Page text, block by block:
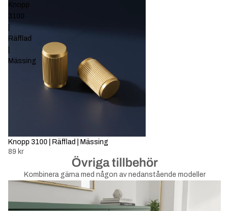
Knopp
3100
Räfflad
Mässing
Knopp 3100 | Räfflad | Mässing
89 kr
Övriga tillbehör
Kombinera gärna med någon av nedanstående modeller